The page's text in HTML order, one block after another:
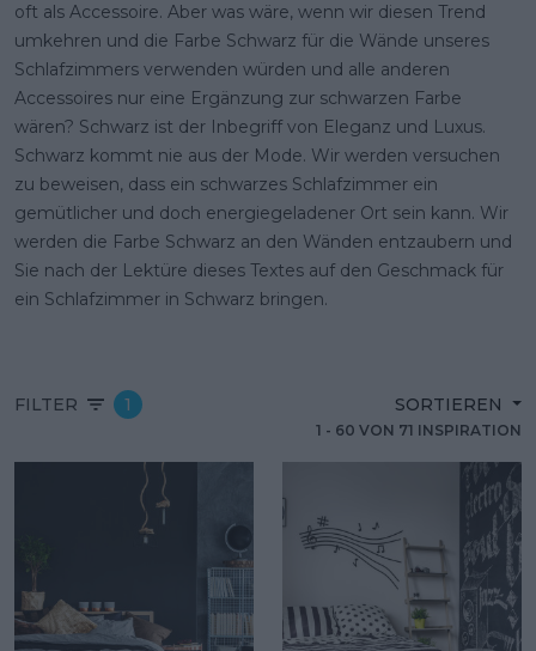
oft als Accessoire. Aber was wäre, wenn wir diesen Trend
umkehren und die Farbe Schwarz für die Wände unseres
Schlafzimmers verwenden würden und alle anderen
Accessoires nur eine Ergänzung zur schwarzen Farbe
wären? Schwarz ist der Inbegriff von Eleganz und Luxus.
Schwarz kommt nie aus der Mode. Wir werden versuchen
zu beweisen, dass ein schwarzes Schlafzimmer ein
gemütlicher und doch energiegeladener Ort sein kann. Wir
werden die Farbe Schwarz an den Wänden entzaubern und
Sie nach der Lektüre dieses Textes auf den Geschmack für
ein Schlafzimmer in Schwarz bringen.
FILTER 1 SORTIEREN
1 - 60 VON 71 INSPIRATION